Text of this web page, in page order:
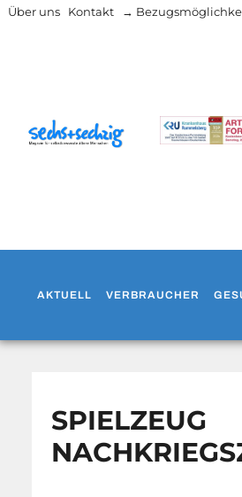
Über uns Kontakt →
AKTUELL VERBRAUCHER
SPIELZEUG